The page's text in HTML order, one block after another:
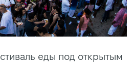
еды под открытым